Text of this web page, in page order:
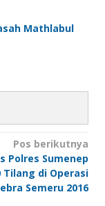
Mathlabul
Pos berikutnya
Polres Sumenep
Tilang di Operasi
Semeru 2016